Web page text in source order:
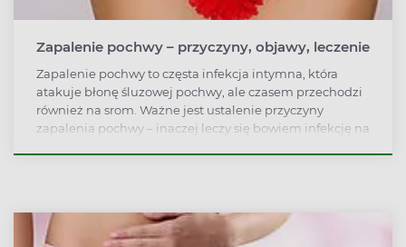
Zapalenie pochwy – przyczyny, objawy, leczenie
Zapalenie pochwy to częsta infekcja intymna, która
atakuje błonę śluzowej pochwy, ale czasem przechodzi
również na srom. Ważne jest ustalenie przyczyny
zapalenia pochwy – inaczej leczy się bowiem infekcję na